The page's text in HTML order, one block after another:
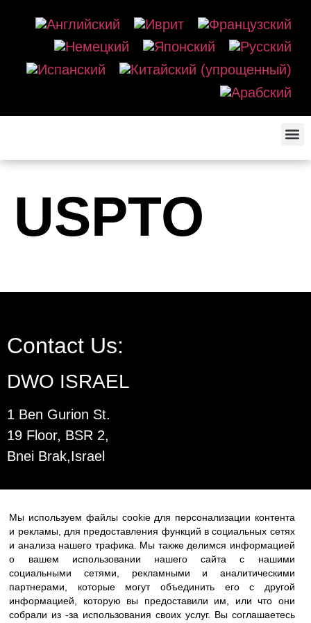
USPTO
Contact Us:
DWO ISRAEL
1 Ben Gurion St.
19 Floor, BSR 2,
Bnei Brak,Israel
E: office@dwo.co.il
Мы используем файлы cookie для персонализации контента
и рекламы, для предоставления функций в социальных сетях
и анализа нашего трафика. Мы также делимся информацией
о вашем использовании нашего сайта с нашими
социальными сетями, рекламными и аналитическими
партнерами, которые могут объединить его с другой
информацией, которую вы предоставили им, или что они
собрали из -за использования своих услуг. Вы соглашаетесь